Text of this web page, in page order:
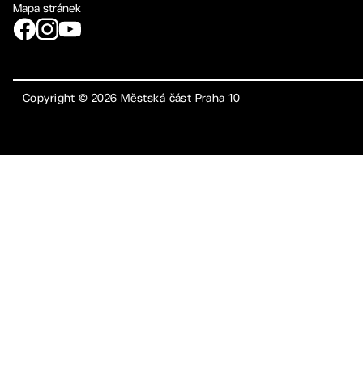
Mapa stránek
Copyright ©2026 Městská část Praha 10